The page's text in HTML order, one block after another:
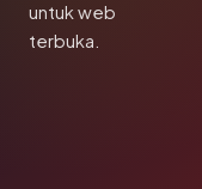
untuk web
terbuka.